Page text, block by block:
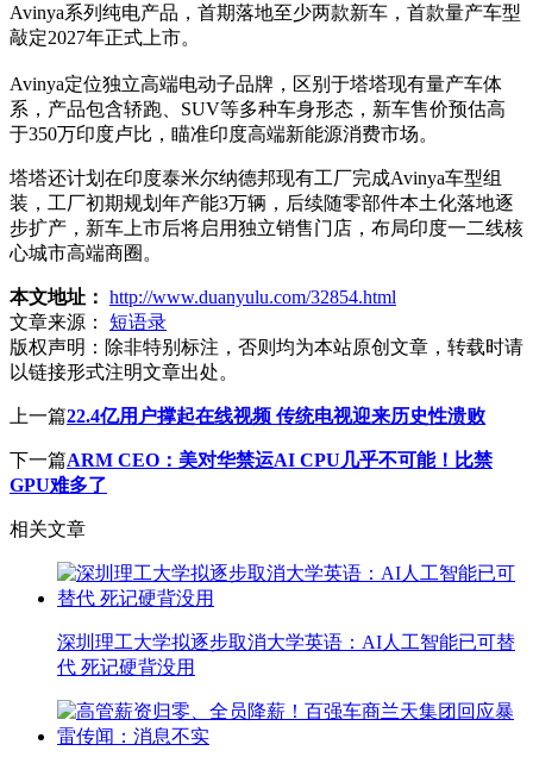
Avinya系列纯电产品，首期落地至少两款新车，首款量产车型
敲定2027年正式上市。
Avinya定位独立高端电动子品牌，区别于塔塔现有量产车体
系，产品包含轿跑、SUV等多种车身形态，新车售价预估高
于350万印度卢比，瞄准印度高端新能源消费市场。
塔塔还计划在印度泰米尔纳德邦现有工厂完成Avinya车型组
装，工厂初期规划年产能3万辆，后续随零部件本土化落地逐
步扩产，新车上市后将启用独立销售门店，布局印度一二线核
心城市高端商圈。
本文地址： http://www.duanyulu.com/32854.html
文章来源：
短语录
版权声明： 除非特别标注，否则均为本站原创文章，转载时请
以链接形式注明文章出处。
上一篇22.4亿用户撑起在线视频 传统电视迎来历史性溃败
下一篇ARM CEO：美对华禁运AI CPU几乎不可能！比禁
GPU难多了
相关文章
深圳理工大学拟逐步取消大学英语：AI人工智能已可替
代 死记硬背没用